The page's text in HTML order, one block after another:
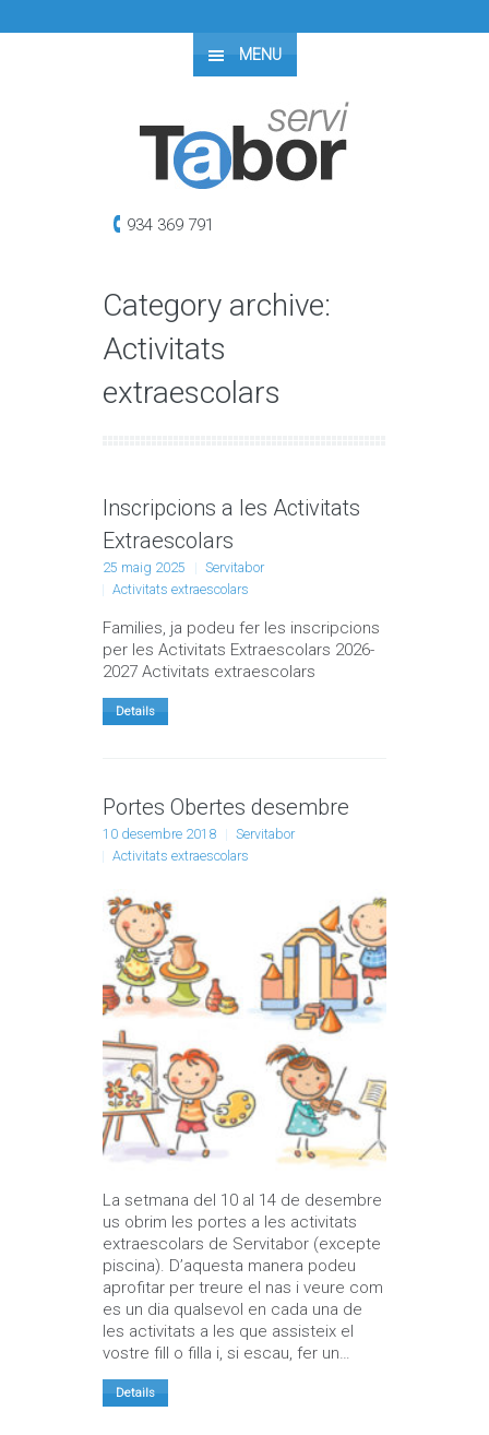
MENU
934 369 791
Category archive:
Activitats
extraescolars
Inscripcions a les Activitats
Extraescolars
25 maig 2025
Servitabor
Activitats extraescolars
Families, ja podeu fer les inscripcions
per les Activitats Extraescolars 2026-
2027 Activitats extraescolars
Details
Portes Obertes desembre
10 desembre 2018
Servitabor
Activitats extraescolars
La setmana del 10 al 14 de desembre
us obrim les portes a les activitats
extraescolars de Servitabor (excepte
piscina). D’aquesta manera podeu
aprofitar per treure el nas i veure com
es un dia qualsevol en cada una de
les activitats a les que assisteix el
vostre fill o filla i, si escau, fer un…
Details